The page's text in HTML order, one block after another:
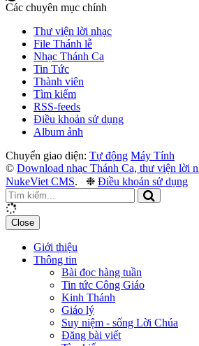
Các chuyên mục chính
Thư viện lời nhạc
File Thánh lễ
Nhạc Thánh Ca
Tin Tức
Thành viên
Tìm kiếm
RSS-feeds
Điều khoản sử dụng
Album ảnh
Chuyển giao diện: Tự động Máy Tính
© Download nhạc Thánh Ca, thư viện lời
NukeViet CMS. ❉ Điều khoản sử dụng
Close
Giới thiệu
Thông tin
Bài đọc hàng tuần
Tin tức Công Giáo
Kinh Thánh
Giáo lý
Suy niệm - sống Lời Chúa
Đăng bài viết